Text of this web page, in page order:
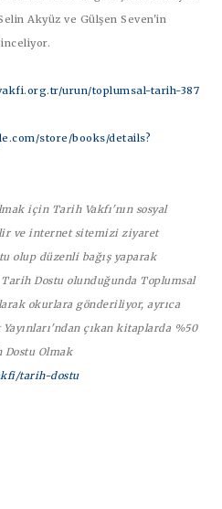
Akyüz ve Gülşen Seven'in
urun/toplumsal-tarih-387
store/books/details?
için Tarih Vakfı'nın sosyal
ve internet sitemizi ziyaret
olup düzenli bağış yaparak
Dostu olunduğunda Toplumsal
okurlara gönderiliyor, ayrıca
Yayınları'ndan çıkan kitaplarda %50
Olmak
tarih-dostu